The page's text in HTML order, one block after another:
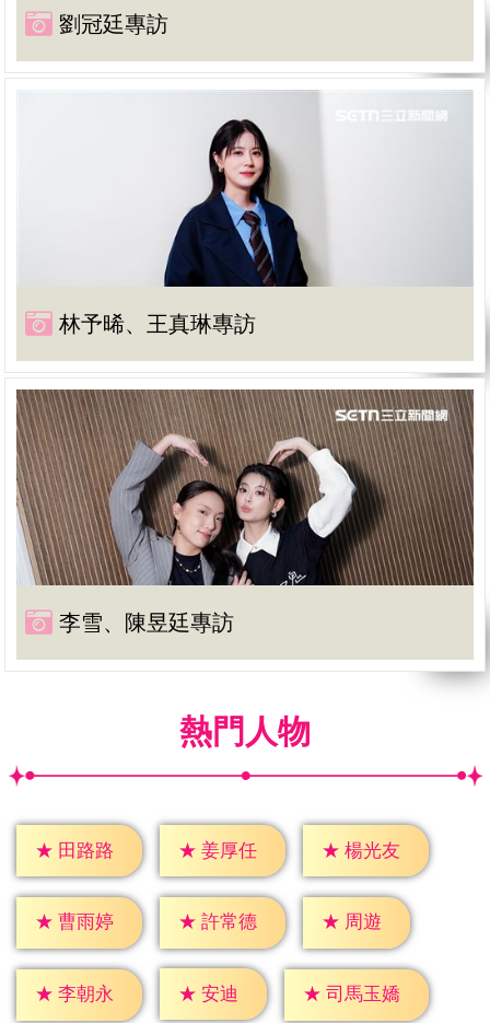
劉冠廷專訪
林予晞、王真琳專訪
李雪、陳昱廷專訪
熱門人物
★ 田路路 ★ 姜厚任 ★ 楊光友
★ 曹雨婷 ★ 許常德 ★ 周遊
★ 李朝永 ★ 安迪 ★ 司馬玉嬌